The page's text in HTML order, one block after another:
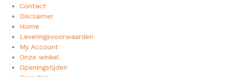
Contact
Disclaimer
Home
Leveringsvoorwaarden
My Account
Onze winkel
Openingstijden